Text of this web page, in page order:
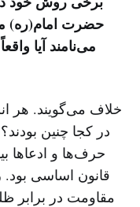
حضرت امام(ره)
می‌نامند آیا
خلاف می‌گویند. هر
در کجا چنین
حرف‌ها و ادعاها
قانون اساسی بود.
مقاومت در برابر